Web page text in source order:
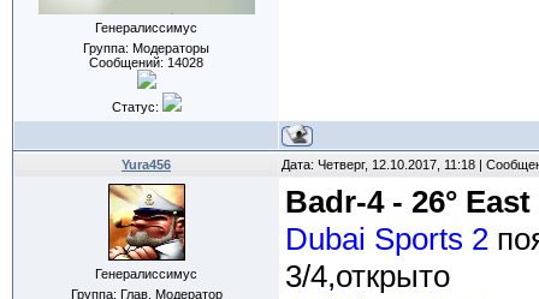
Генералиссимус
Группа: Модераторы
Сообщений: 14028
Статус:
Yura456 Дата: Четверг, 12.10.2017, 11:18 |
Генералиссимус
Группа: Глав. Модератор
Badr-4 - 26° East
Dubai Sports 2
3/4,открыто